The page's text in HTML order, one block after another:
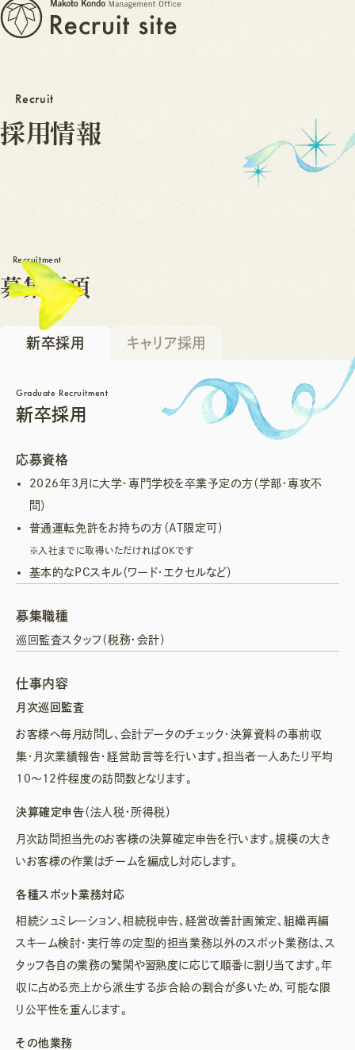
採用情
よ
よ
く
く
あ
ある質
問
問
お知らせ
Recruit
採用情報
Recruitment
募集要項
新卒採用 キャリア採用
Graduate Recruitment
新卒採用
応募資格
2026年3月に大学・専門学校を卒業予定の方（学部・専攻不
問）
普通運転免許をお持ちの方（AT限定可）
※入社までに取得いただければOKです
基本的なPCスキル（ワード・エクセルなど）
募集職種
巡回監査スタッフ（税務・会計）
仕事内容
月次巡回監査
お客様へ毎月訪問し、会計データのチェック・決算資料の事前収
集・月次業績報告・経営助言等を行います。担当者一人あたり平均
10～12件程度の訪問数となります。
決算確定申告（法人税・所得税）
月次訪問担当先のお客様の決算確定申告を行います。規模の大き
いお客様の作業はチームを編成し対応します。
各種スポット業務対応
相続シュミレーション、相続税申告、経営改善計画策定、組織再編
スキーム検討・実行等の定型的担当業務以外のスポット業務は、ス
タッフ各自の業務の繁閑や習熟度に応じて順番に割り当てます。年
収に占める売上から派生する歩合給の割合が多いため、可能な限
り公平性を重んじます。
その他業務